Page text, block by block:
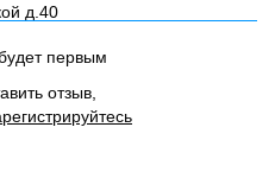
д.40
первым
отзыв,